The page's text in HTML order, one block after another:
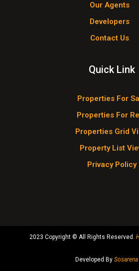
Our Agents
Developers
Contact Us
Quick Link
Properties For
Properties For
Properties Grid
Property List
Privacy Policy
2023 Copyright © All Rights Reserved.
Developed By Sosarena